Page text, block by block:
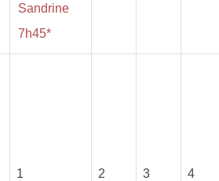
Sandrine
7h45*
1 2 3 4